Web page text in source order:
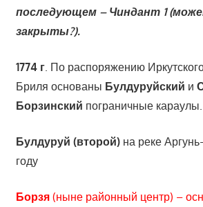
последующем – Чиндант 1
закрыты?).
1774 г. По распоряжению
Бриля основаны Булдуруйский и
Борзинский пограничные караулы.
Булдуруй (второй)на реке
году
Борзя(ныне районный центр) –